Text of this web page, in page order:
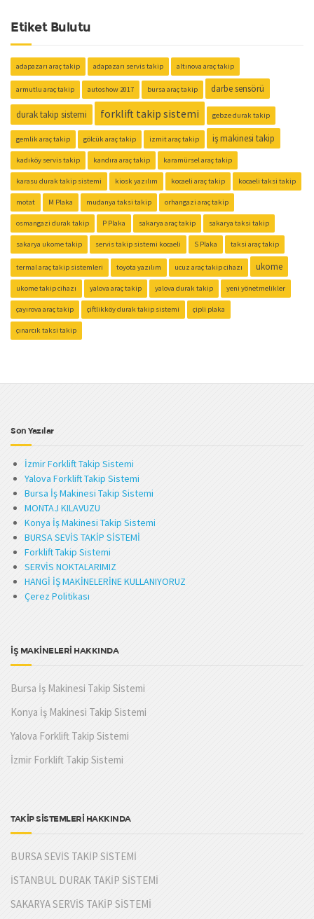
Etiket Bulutu
adapazarı araç takip adapazarı servis takip altınova araç takip
armutlu araç takip autoshow 2017 bursa araç takip darbe sensörü
durak takip sistemi forklift takip sistemi gebze durak takip
gemlik araç takip gölcük araç takip izmit araç takip iş makinesi takip
kadıköy servis takip kandıra araç takip karamürsel araç takip
karasu durak takip sistemi kiosk yazılım kocaeli araç takip kocaeli taksi takip
motat M Plaka mudanya taksi takip orhangazi araç takip
osmangazi durak takip P Plaka sakarya araç takip sakarya taksi takip
sakarya ukome takip servis takip sistemi kocaeli S Plaka taksi araç takip
termal araç takip sistemleri toyota yazılım ucuz araç takip cihazı ukome
ukome takip cihazı yalova araç takip yalova durak takip yeni yönetmelikler
çayırova araç takip çiftlikköy durak takip sistemi çipli plaka
çınarcık taksi takip
Son Yazılar
İzmir Forklift Takip Sistemi
Yalova Forklift Takip Sistemi
Bursa İş Makinesi Takip Sistemi
MONTAJ KILAVUZU
Konya İş Makinesi Takip Sistemi
BURSA SEVİS TAKİP SİSTEMİ
Forklift Takip Sistemi
SERVİS NOKTALARIMIZ
HANGİ İŞ MAKİNELERİNE KULLANIYORUZ
Çerez Politikası
İŞ MAKİNELERİ HAKKINDA
Bursa İş Makinesi Takip Sistemi
Konya İş Makinesi Takip Sistemi
Yalova Forklift Takip Sistemi
İzmir Forklift Takip Sistemi
TAKİP SİSTEMLERİ HAKKINDA
BURSA SEVİS TAKİP SİSTEMİ
İSTANBUL DURAK TAKİP SİSTEMİ
SAKARYA SERVİS TAKİP SİSTEMİ